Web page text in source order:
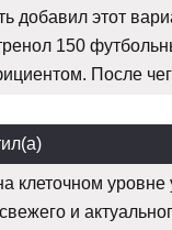
добавил этот
150
После
клеточном
и